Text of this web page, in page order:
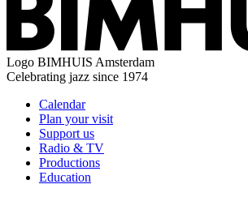
Logo BIMHUIS Amsterdam
Celebrating jazz since 1974
Calendar
Plan your visit
Support us
Radio & TV
Productions
Education